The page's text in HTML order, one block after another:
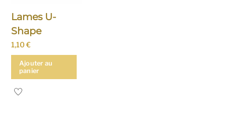
Lames U-
Shape
1,10€
Ajouter au
panier